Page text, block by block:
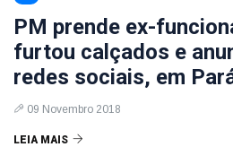
PM prende ex-
furtou calçados e
redes sociais, em
09 Novembro 2018
LEIA MAIS